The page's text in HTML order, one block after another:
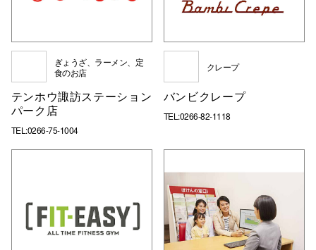
ぎょうざ、ラーメン、定
食のお店
テンホウ諏訪ステーション
パーク店
TEL:0266-75-1004
クレープ
バンビクレープ
TEL:0266-82-1118